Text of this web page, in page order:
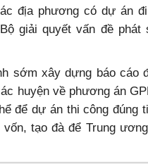
địa phương có dự án
giải quyết vấn đề phát
sớm xây dựng báo cáo
huyện về phương án
để dự án thi công đúng
vốn, tạo đà để Trung